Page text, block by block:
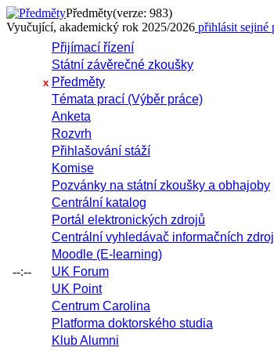
Předměty(verze: 983)
Vyučující, akademický rok 2025/2026 přihlásit sejiné
--:--
Přijímací řízení
Státní závěrečné zkoušky
x Předměty
Témata prací (Výběr práce)
Anketa
Rozvrh
Přihlašování stáží
Komise
Pozvánky na státní zkoušky a obhajoby
Centrální katalog
Portál elektronických zdrojů
Centrální vyhledávač informačních
Moodle (E-learning)
UK Forum
UK Point
Centrum Carolina
Platforma doktorského studia
Klub Alumni